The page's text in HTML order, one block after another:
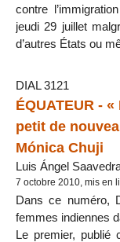
contre
jeudi 29 juillet
d’autres États ou
DIAL 3121
ÉQUATEUR -
petit de
Mónica Chuji
Luis Ángel
7 octobre 2010, mis en
Dans ce numéro,
femmes indiennes
Le premier, publié